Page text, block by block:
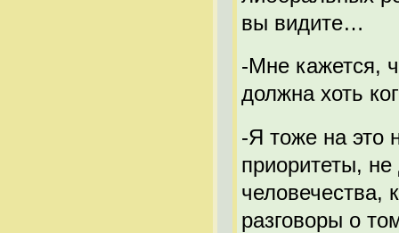
вы видите…
-Мне кажется,
должна хоть
-Я тоже на это
приоритеты, не
человечества,
разговоры о